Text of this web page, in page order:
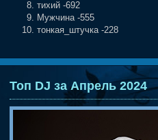
тихий -692
Мужчина -555
тонкая_штучка -228
Топ DJ за Апрель 2024